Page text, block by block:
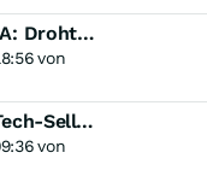
Altersarmut: USA: Droht 2032 ein Renten-Chaos? Sozialversicherung schlägt Alarm
von
Jeremy Siegel: Tech-Sell-Off: Experte sieht typischen Crash, bleibt aber optimistisch
von